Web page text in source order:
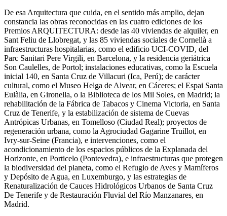
De esa Arquitectura que cuida, en el sentido más amplio, dejan
constancia las obras reconocidas en las cuatro ediciones de los
Premios ARQUITECTURA: desde las 40 viviendas de alquiler, en
Sant Feliu de Llobregat, y las 85 viviendas sociales de Cornellà a
infraestructuras hospitalarias, como el edificio UCI-COVID, del
Parc Sanitari Pere Virgili, en Barcelona, y la residencia geriátrica
Son Caulelles, de Portol; instalaciones educativas, como la Escuela
inicial 140, en Santa Cruz de Villacuri (Ica, Perú); de carácter
cultural, como el Museo Helga de Alvear, en Cáceres; el Espai Santa
Eulàlia, en Gironella, o la Biblioteca de los Mil Soles, en Madrid; la
rehabilitación de la Fábrica de Tabacos y Cinema Victoria, en Santa
Cruz de Tenerife, y la estabilización de sistema de Cuevas
Antrópicas Urbanas, en Tomelloso (Ciudad Real); proyectos de
regeneración urbana, como la Agrociudad Gagarine Truillot, en
Ivry-sur-Seine (Francia), e intervenciones, como el
acondicionamiento de los espacios públicos de la Explanada del
Horizonte, en Porticelo (Pontevedra), e infraestructuras que protegen
la biodiversidad del planeta, como el Refugio de Aves y Mamíferos
y Depósito de Agua, en Luxemburgo, y las estrategias de
Renaturalización de Cauces Hidrológicos Urbanos de Santa Cruz
De Tenerife y de Restauración Fluvial del Río Manzanares, en
Madrid.